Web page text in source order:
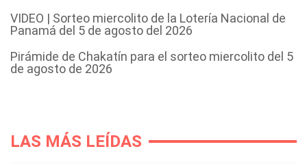
VIDEO | Sorteo miercolito de la Lotería Nacional de
Panamá del 5 de agosto del 2026
Pirámide de Chakatín para el sorteo miercolito del 5
de agosto de 2026
LAS MÁS LEÍDAS